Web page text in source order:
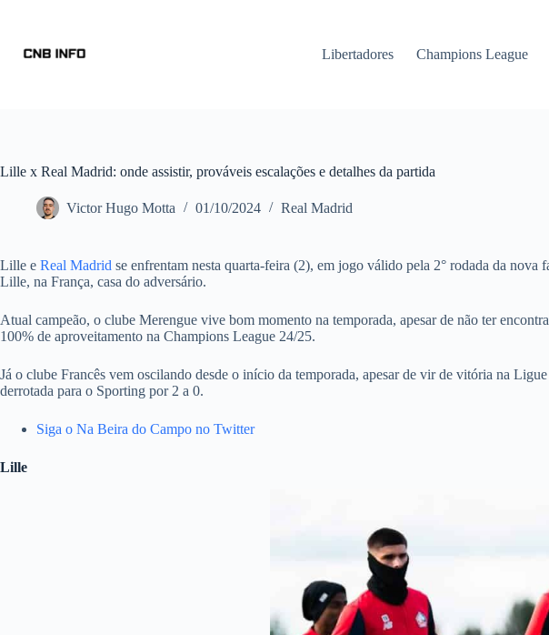
Libertadores Champions League
Lille x Real Madrid: onde assistir, prováveis escalações e detalhes da partida
Victor Hugo Motta 01/10/2024 Real Madrid
Lille e Real Madrid se enfrentam nesta quarta-feira (2), em jogo válido pela 2° rodada da
Lille, na França, casa do adversário.
Atual campeão, o clube Merengue vive bom momento na temporada, apesar de não ter
100% de aproveitamento na Champions League 24/25.
Já o clube Francês vem oscilando desde o início da temporada, apesar de vir de vitória na
derrotada para o Sporting por 2 a 0.
Siga o Na Beira do Campo no Twitter
Lille